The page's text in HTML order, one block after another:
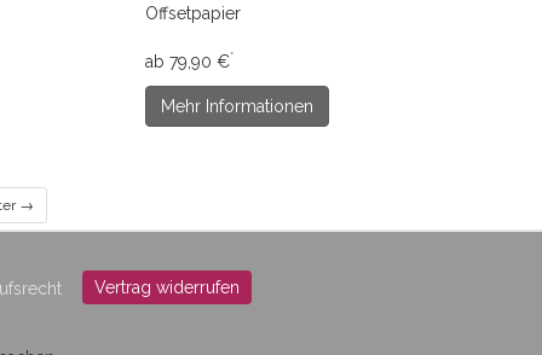
Offsetpapier
ab 79,90 €*
Mehr Informationen
→
Vertrag widerrufen